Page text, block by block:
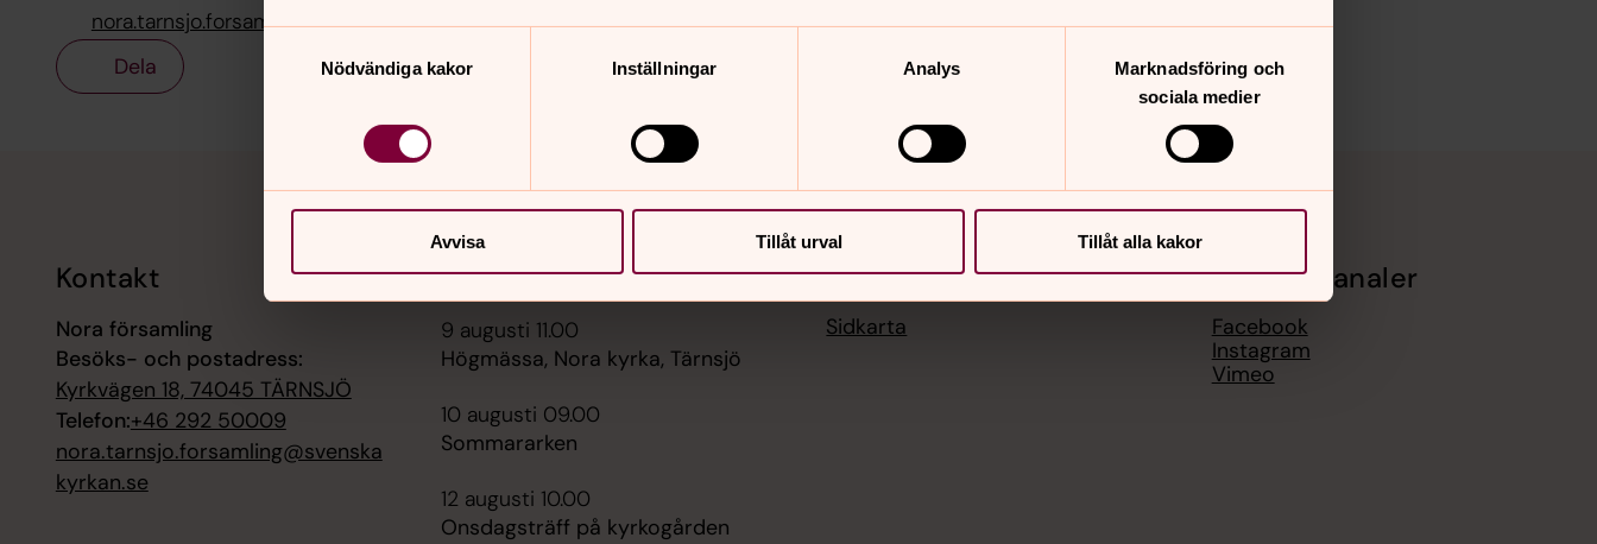
Nödvändiga kakor
Inställningar Analys
Marknadsföring och
sociala medier
Avvisa Tillåt urval Tillåt alla kakor
nora.tarnsjo.forsamling@svenskakyrkan.se
Dela
Kontakt
Nora församling
Besöks- och postadress:
Kyrkvägen 18, 74045 TÄRNSJÖ
Telefon:+46 292 50009
nora.tarnsjo.forsamling@svenska
kyrkan.se
Kalender
9 augusti 11.00
Högmässa, Nora kyrka, Tärnsjö
10 augusti 09.00
Sommararken
12 augusti 10.00
Onsdagsträff på kyrkogården
Hitta snabbt
Sidkarta
Sociala kanaler
Facebook
Instagram
Vimeo